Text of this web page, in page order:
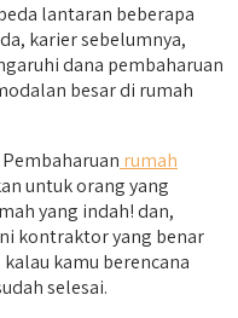
lantaran beberapa
karier sebelumnya,
dana pembaharuan
besar di rumah
Pembaharuan rumah
untuk orang yang
yang indah! dan,
kontraktor yang benar
kamu berencana
selesai.